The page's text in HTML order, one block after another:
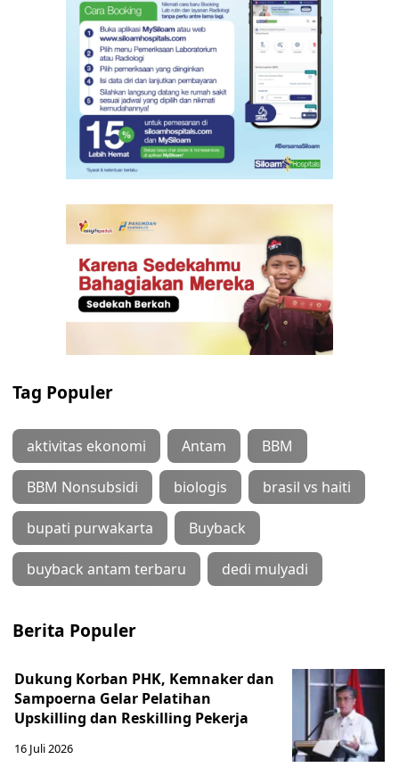
Tag Populer
aktivitas ekonomi Antam BBM
BBM Nonsubsidi biologis brasil vs haiti
bupati purwakarta Buyback
buyback antam terbaru dedi mulyadi
Berita Populer
Dukung Korban PHK, Kemnaker dan
Sampoerna Gelar Pelatihan
Upskilling dan Reskilling Pekerja
16 Juli 2026